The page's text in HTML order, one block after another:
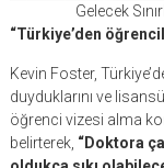
Gelecek
“Türkiye’den
Kevin Foster,
duyduklarını ve
öğrenci vizesi alma
belirterek, “Doktora